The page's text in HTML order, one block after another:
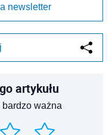
newsletter
artykułu
ważna